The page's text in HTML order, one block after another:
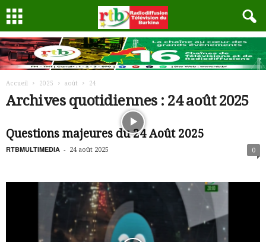
Accueil 2025 août 24
Archives quotidiennes : 24 août 2025
Questions majeures du 24 Août 2025
RTBMULTIMEDIA - 24 août 2025 0